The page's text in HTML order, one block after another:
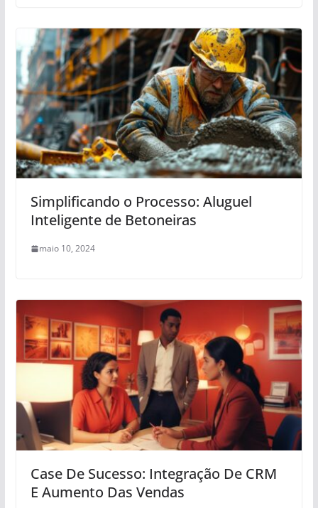
Simplificando o Processo: Aluguel
Inteligente de Betoneiras
maio 10, 2024
Case De Sucesso: Integração De CRM
E Aumento Das Vendas